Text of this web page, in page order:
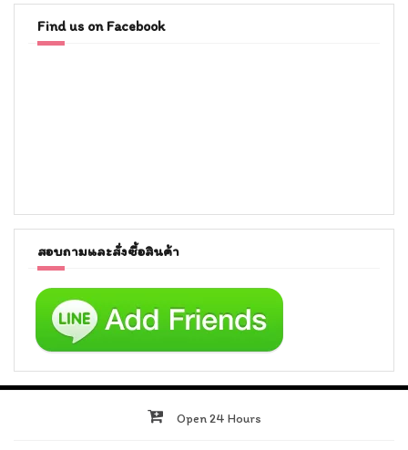
Find us on Facebook
สอบถามและสั่งซื้อสินค้า
Open 24 Hours